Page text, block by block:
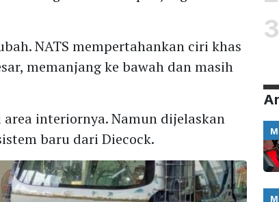
NATS mempertahankan ciri khas
memanjang ke bawah dan masih
interiornya. Namun dijelaskan
baru dari Diecock.
3